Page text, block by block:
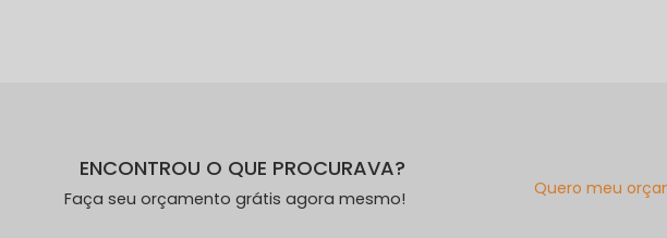
ENCONTROU O QUE PROCURAVA?
Faça seu orçamento grátis agora mesmo!
Quero meu